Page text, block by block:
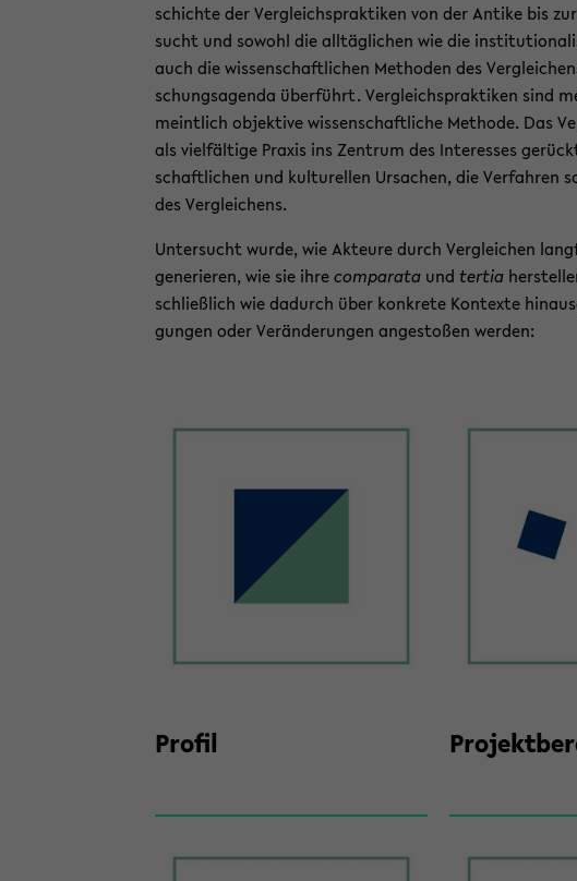
schich­te der Ver­gleichs­prak­ti­ken von der An­ti­ke bis
sucht und so­wohl die all­täg­li­chen wie die
auch die wis­sen­schaft­li­chen Me­tho­den des
schungs­agen­da über­führt. Ver­gleichs­prak­ti­ken sind
meint­lich ob­jek­ti­ve wis­sen­schaft­li­che Me­tho­de. Das
als viel­fäl­ti­ge Pra­xis ins Zen­trum des In­ter­es­ses
schaft­li­chen und kul­tu­rel­len Ur­sa­chen, die Ver­fah­ren
des Ver­glei­chens.
Un­ter­sucht wurde, wie Ak­teu­re durch Ver­glei­chen
ge­ne­rie­ren, wie sie ihrecom­pa­ra­ta und ter­tia
schließ­lich wie da­durch über kon­kre­te Kon­tex­te
gun­gen oder Ver­än­de­run­gen an­ge­sto­ßen wer­den:
Pro­fil